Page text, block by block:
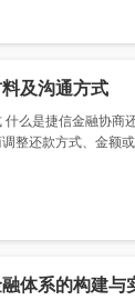
及沟通方式
么是捷信金融协商
整还款方式、金额
体系的构建与